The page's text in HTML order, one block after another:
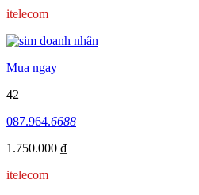
itelecom
Mua ngay
42
087.964.6688
1.750.000 ₫
itelecom